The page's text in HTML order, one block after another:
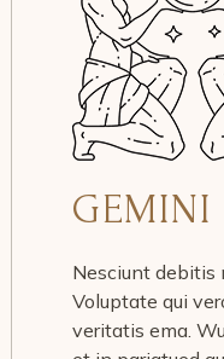
GEMINI
Nesciunt debitis
Voluptate qui
veritatis ema.